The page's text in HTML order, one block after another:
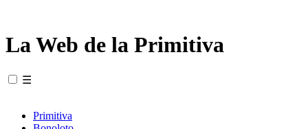
La Web de la Primitiva
☰
Primitiva